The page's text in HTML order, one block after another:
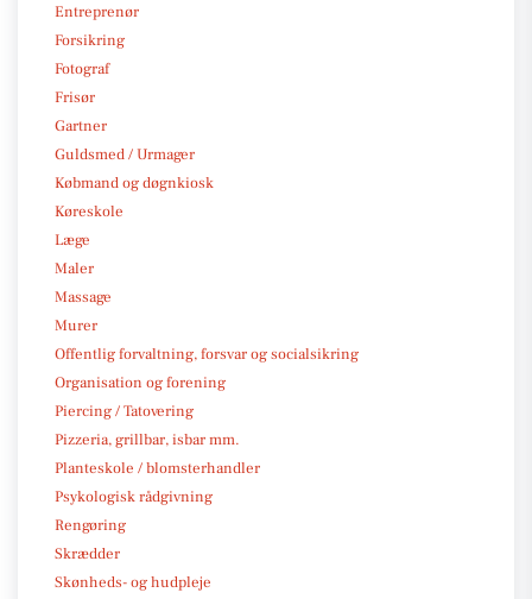
Entreprenør
Forsikring
Fotograf
Frisør
Gartner
Guldsmed / Urmager
Købmand og døgnkiosk
Køreskole
Læge
Maler
Massage
Murer
Offentlig forvaltning, forsvar og socialsikring
Organisation og forening
Piercing / Tatovering
Pizzeria, grillbar, isbar mm.
Planteskole / blomsterhandler
Psykologisk rådgivning
Rengøring
Skrædder
Skønheds- og hudpleje